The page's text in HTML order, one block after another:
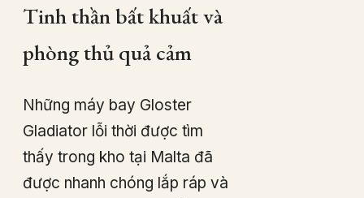
Tinh thần bất khuất và
phòng thủ quả cảm
Những máy bay Gloster
Gladiator lỗi thời được tìm
thấy trong kho tại Malta đã
được nhanh chóng lắp ráp và